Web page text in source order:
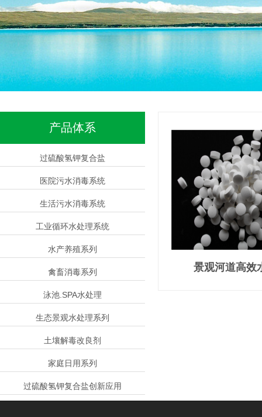
产品体系
过硫酸氢钾复合盐
医院污水消毒系统
生活污水消毒系统
工业循环水处理系统
水产养殖系列
禽畜消毒系列
泳池.SPA水处理
生态景观水处理系列
土壤解毒改良剂
家庭日用系列
过硫酸氢钾复合盐创新应用
景观河道高效